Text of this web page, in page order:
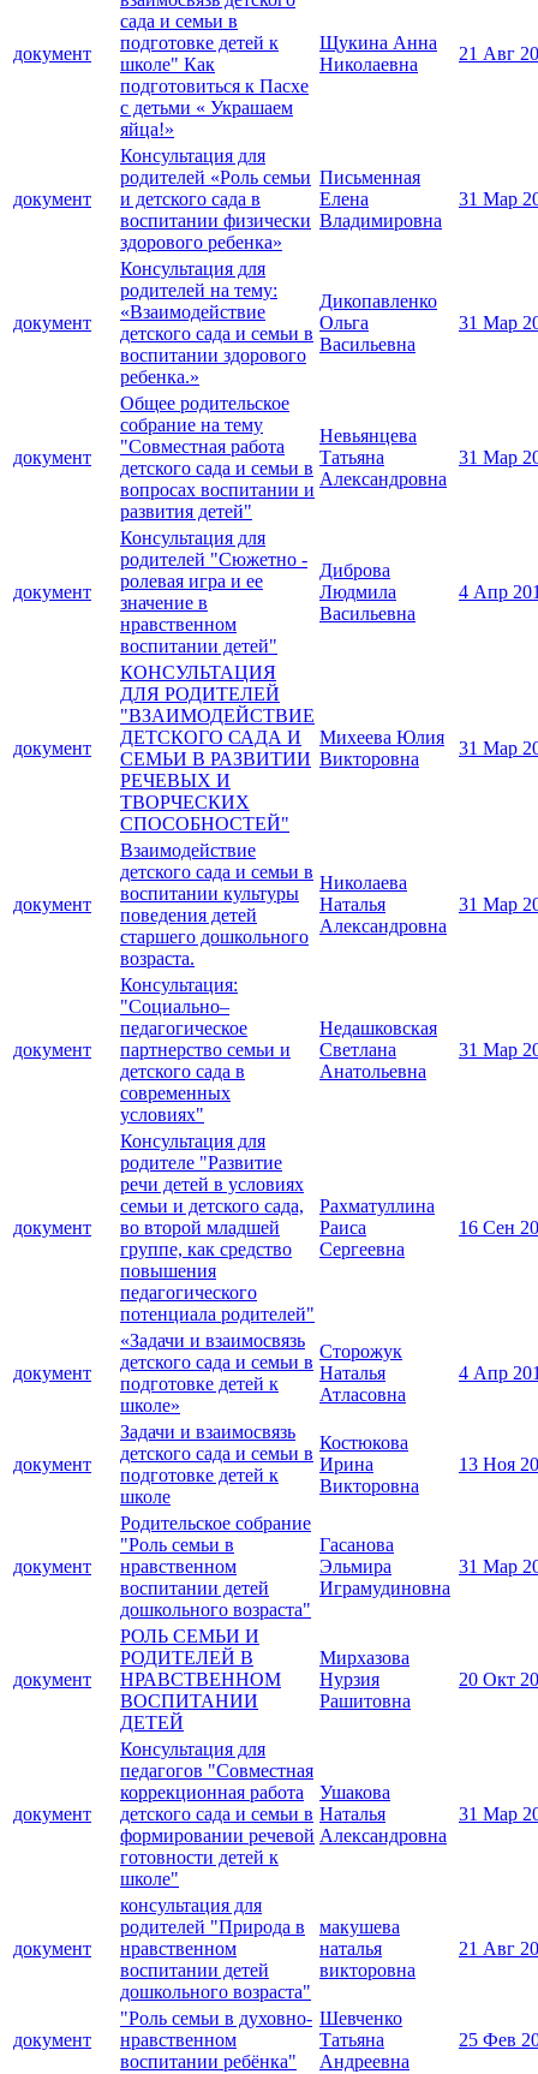
документ
сада и семьи в
подготовке детей к
школе" Как
подготовиться к Пасхе
с детьми « Украшаем
яйца!»
Щукина Анна
Николаевна
21 Авг
документ
Консультация для
родителей «Роль семьи
и детского сада в
воспитании физически
здорового ребенка»
Письменная
Елена
Владимировна
31 Мар
документ
Консультация для
родителей на тему:
«Взаимодействие
детского сада и семьи в
воспитании здорового
ребенка.»
Дикопавленко
Ольга
Васильевна
31 Мар
документ
Общее родительское
собрание на тему
"Совместная работа
детского сада и семьи в
вопросах воспитании и
развития детей"
Невьянцева
Татьяна
Александровна
31 Мар
документ
Консультация для
родителей "Сюжетно -
ролевая игра и ее
значение в
нравственном
воспитании детей"
Диброва
Людмила
Васильевна
4 Апр
документ
КОНСУЛЬТАЦИЯ
ДЛЯ РОДИТЕЛЕЙ
"ВЗАИМОДЕЙСТВИЕ
ДЕТСКОГО САДА И
СЕМЬИ В РАЗВИТИИ
РЕЧЕВЫХ И
ТВОРЧЕСКИХ
СПОСОБНОСТЕЙ"
Михеева Юлия
Викторовна
31 Мар
документ
Взаимодействие
детского сада и семьи в
воспитании культуры
поведения детей
старшего дошкольного
возраста.
Николаева
Наталья
Александровна
31 Мар
документ
Консультация:
"Социально–
педагогическое
партнерство семьи и
детского сада в
современных
условиях"
Недашковская
Светлана
Анатольевна
31 Мар
документ
Консультация для
родителе "Развитие
речи детей в условиях
семьи и детского сада,
во второй младшей
группе, как средство
повышения
педагогического
потенциала родителей"
Рахматуллина
Раиса
Сергеевна
16 Сен
документ
«Задачи и взаимосвязь
детского сада и семьи в
подготовке детей к
школе»
Сторожук
Наталья
Атласовна
4 Апр
документ
Задачи и взаимосвязь
детского сада и семьи в
подготовке детей к
школе
Костюкова
Ирина
Викторовна
13 Ноя
документ
Родительское собрание
"Роль семьи в
нравственном
воспитании детей
дошкольного возраста"
Гасанова
Эльмира
Играмудиновна
31 Мар
документ
РОЛЬ СЕМЬИ И
РОДИТЕЛЕЙ В
НРАВСТВЕННОМ
ВОСПИТАНИИ
ДЕТЕЙ
Мирхазова
Нурзия
Рашитовна
20 Окт
документ
Консультация для
педагогов "Совместная
коррекционная работа
детского сада и семьи в
формировании речевой
готовности детей к
школе"
Ушакова
Наталья
Александровна
31 Мар
документ
консультация для
родителей "Природа в
нравственном
воспитании детей
дошкольного возраста"
макушева
наталья
викторовна
21 Авг
документ
"Роль семьи в духовно-
нравственном
воспитании ребёнка"
Шевченко
Татьяна
Андреевна
25 Фев